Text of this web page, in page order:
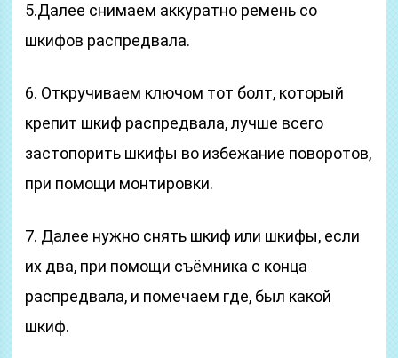
5.Далее снимаем аккуратно ремень со
шкифов распредвала.
6. Откручиваем ключом тот болт, который
крепит шкиф распредвала, лучше всего
застопорить шкифы во избежание поворотов,
при помощи монтировки.
7. Далее нужно снять шкиф или шкифы, если
их два, при помощи съёмника с конца
распредвала, и помечаем где, был какой
шкиф.